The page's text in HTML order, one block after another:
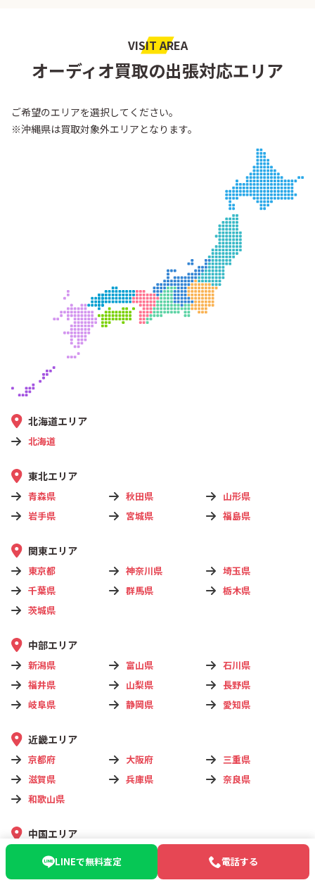
VISIT AREA
オーディオ買取の出張対応エリア
ご希望のエリアを選択してください。
※沖縄県は買取対象外エリアとなります。
北海道エリア
北海道
東北エリア
青森県 秋田県
山形県
岩手県
宮城県 福島県
関東エリア
東京都 神奈川県
埼玉県
千葉県
群馬県
栃木県
茨城県
中部エリア
新潟県 富山県
石川県
福井県
山梨県
長野県
岐阜県
静岡県 愛知県
近畿エリア
京都府 大阪府
三重県
滋賀県
兵庫県
奈良県
和歌山県
中国エリア
鳥取県
電話する
LINEで無料査定